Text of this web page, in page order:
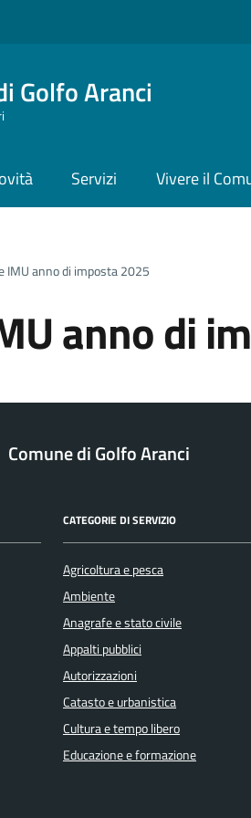
Golfo Aranci
Servizi Vivere il
IMU anno di imposta 2025
anno di
Comune di Golfo Aranci
CATEGORIE DI SERVIZIO
Agricoltura e pesca
Ambiente
Anagrafe e stato civile
Appalti pubblici
Autorizzazioni
Catasto e urbanistica
Cultura e tempo libero
Educazione e formazione